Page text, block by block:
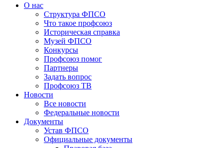
О нас
Структура ФПСО
Что такое профсоюз
Историческая справка
Музей ФПСО
Конкурсы
Профсоюз помог
Партнеры
Задать вопрос
Профсоюз ТВ
Новости
Все новости
Федеральные новости
Документы
Устав ФПСО
Официальные документы